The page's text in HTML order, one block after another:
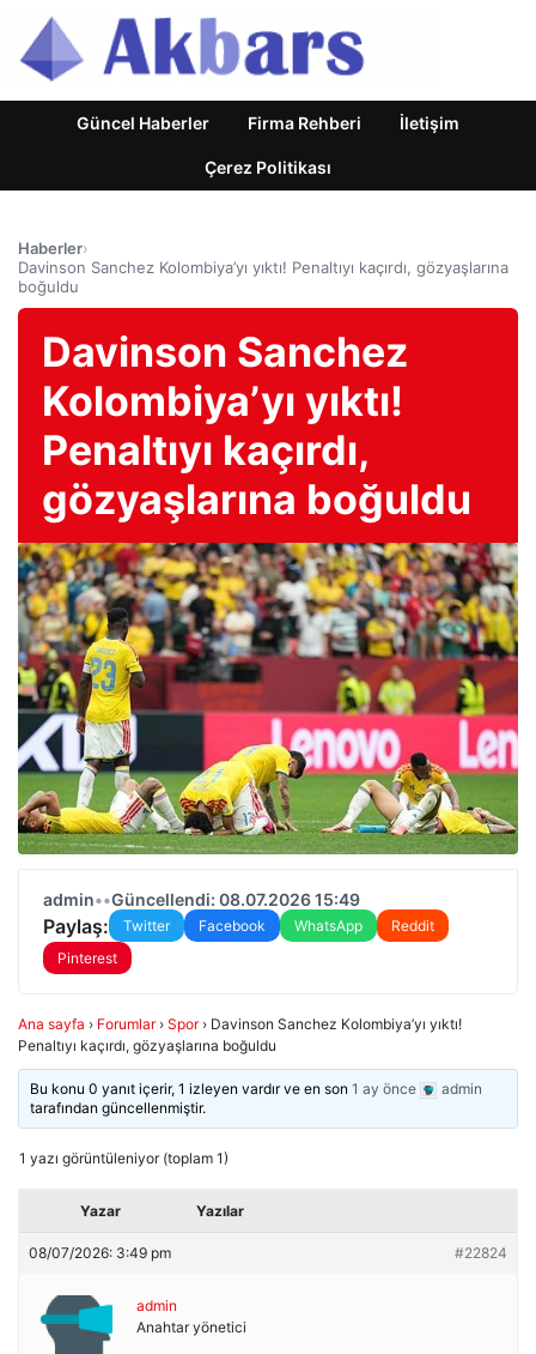
Güncel Haberler Firma Rehberi İletişim
Çerez Politikası
Haberler›
Davinson Sanchez Kolombiya’yı yıktı! Penaltıyı kaçırdı, gözyaşlarına
boğuldu
Davinson Sanchez
Kolombiya’yı yıktı!
Penaltıyı kaçırdı,
gözyaşlarına boğuldu
admin••Güncellendi: 08.07.2026 15:49
Paylaş: Twitter Facebook WhatsApp
Reddit
Pinterest
Ana sayfa › Forumlar › Spor › Davinson Sanchez Kolombiya’yı yıktı!
Penaltıyı kaçırdı, gözyaşlarına boğuldu
Bu konu 0 yanıt içerir, 1 izleyen vardır ve en son1 ay önce
admin
tarafından güncellenmiştir.
1 yazı görüntüleniyor (toplam 1)
Yazar Yazılar
08/07/2026: 3:49 pm #22824
admin
Anahtar yönetici